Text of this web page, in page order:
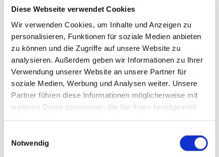
Diese Webseite verwendet Cookies
Wir verwenden Cookies, um Inhalte und Anzeigen zu
personalisieren, Funktionen für soziale Medien anbieten
zu können und die Zugriffe auf unsere Website zu
analysieren. Außerdem geben wir Informationen zu Ihrer
Verwendung unserer Website an unsere Partner für
soziale Medien, Werbung und Analysen weiter. Unsere
Partner führen diese Informationen möglicherweise mit
weiteren Daten zusammen, die Sie ihnen bereitgestellt
Notwendig
Hans-Walter Ludwig
Hier sind wir Kirche, Gemeinschaft der Heiligen. Oft voller
Lebensfreude, mit Kleinen und Großen, aber auch mit
unseren Fragen, mit unserer Not: All das bringen wir im
Gottesdienst vor Gott: Mit Worten, mit Musik und Ritualen
wie Abendmahl und Taufen. Wir hören, was
die Bibel uns heute sagen will.
Spititualität und Freude - vieles können wir hier erfahren.